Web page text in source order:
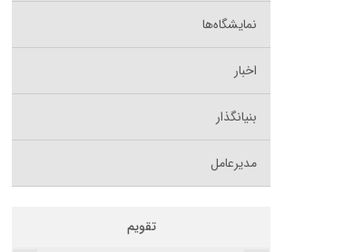
نمایشگاه‌ها
اخبار
بنیانگذار
مدیرعامل
تقویم